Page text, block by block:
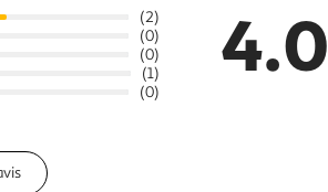
(2)
(0)
(0)
(1)
(0)
4.0